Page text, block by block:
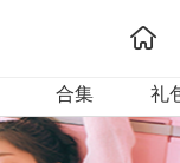
合集 礼